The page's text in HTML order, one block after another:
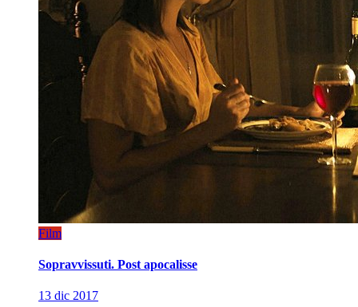
Film
Sopravvissuti. Post apocalisse
13 dic 2017